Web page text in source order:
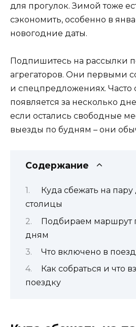
для прогулок. Зимой тоже
сэкономить, особенно в
новогодние даты.
Подпишитесь на рассылки
агрегаторов. Они первыми
и спецпредложениях. Часто
появляется за несколько
если остались свободные
выезды по будням – они
Содержание
Куда сбежать на
столицы
Подбираем маршрут
дням
Что включено в
Как собраться и что
поездку